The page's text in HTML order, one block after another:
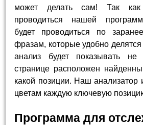
может делать сам! Так как
проводиться нашей
будет проводиться по
фразам, которые удобно делятся
анализ будет показывать не
странице расположен
какой позиции. Наш анализатор
цветам каждую ключевую
Программа для